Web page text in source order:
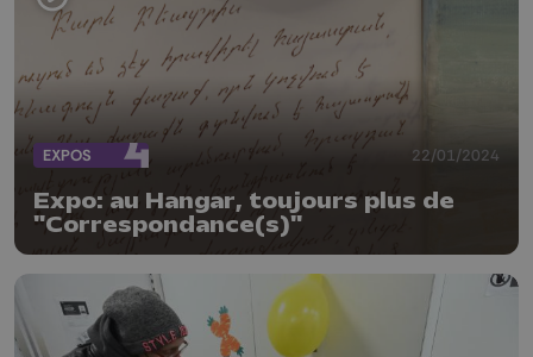
EXPOS 22/01/2024
Expo: au Hangar, toujours plus de
"Correspondance(s)"